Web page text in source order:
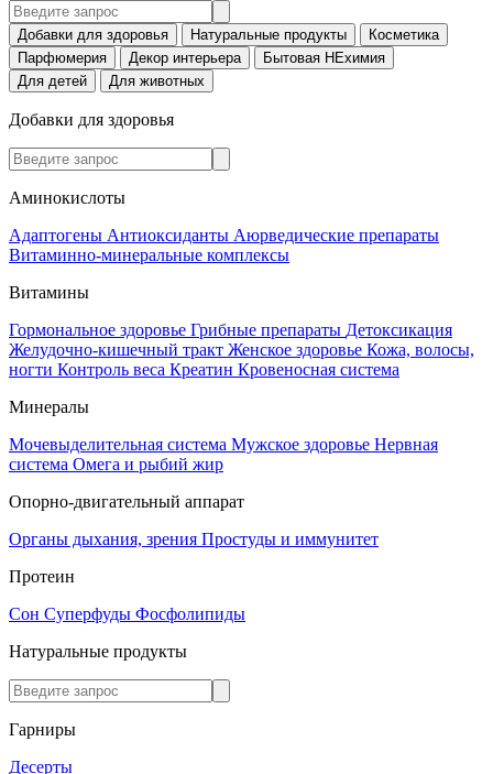
Добавки для здоровья Натуральные продукты
Косметика
Парфюмерия
Декор интерьера
Бытовая НЕхимия
Для детей
Для животных
Добавки для здоровья
Аминокислоты
Адаптогены Антиоксиданты Аюрведические препараты
Витаминно-минеральные комплексы
Витамины
Гормональное здоровье Грибные препараты Детоксикация
Желудочно-кишечный тракт Женское здоровье Кожа, волосы,
ногти Контроль веса Креатин Кровеносная система
Минералы
Мочевыделительная система Мужское здоровье Нервная
система Омега и рыбий жир
Опорно-двигательный аппарат
Органы дыхания, зрения Простуды и иммунитет
Протеин
Сон Суперфуды Фосфолипиды
Натуральные продукты
Гарниры
Десерты